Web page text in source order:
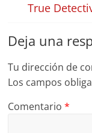
True
Deja una
Tu dirección de
Los campos
Comentario*